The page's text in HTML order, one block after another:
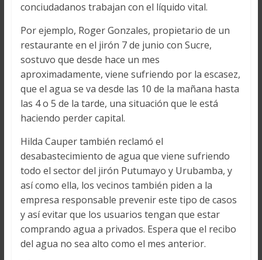
conciudadanos trabajan con el líquido vital.
Por ejemplo, Roger Gonzales, propietario de un
restaurante en el jirón 7 de junio con Sucre,
sostuvo que desde hace un mes
aproximadamente, viene sufriendo por la escasez,
que el agua se va desde las 10 de la mañana hasta
las 4 o 5 de la tarde, una situación que le está
haciendo perder capital.
Hilda Cauper también reclamó el
desabastecimiento de agua que viene sufriendo
todo el sector del jirón Putumayo y Urubamba, y
así como ella, los vecinos también piden a la
empresa responsable prevenir este tipo de casos
y así evitar que los usuarios tengan que estar
comprando agua a privados. Espera que el recibo
del agua no sea alto como el mes anterior.